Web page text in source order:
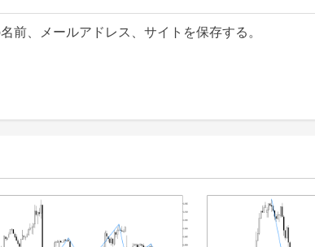
前、メールアドレス、サイトを保存する。